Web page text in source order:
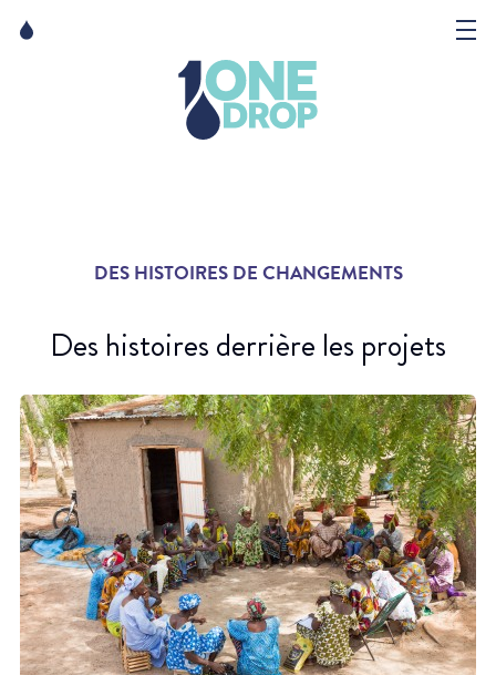
Matter of ArtDES HISTOIRES DE CHANGEMENTS
Des histoires derrière les projets